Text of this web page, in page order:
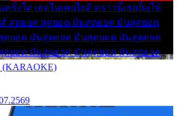
ครั้งใด เธอไม่เคยไยดี คราวนี้เธอยิ้มให้
ส์ สุดยอด สุดยอด มันสุดยอด มันสุดยอด
ยอด มันสุดยอด มันสุดยอด มันสุดยอด
ยอด มันสุดยอด มันสุดยอด มันสุดยอด